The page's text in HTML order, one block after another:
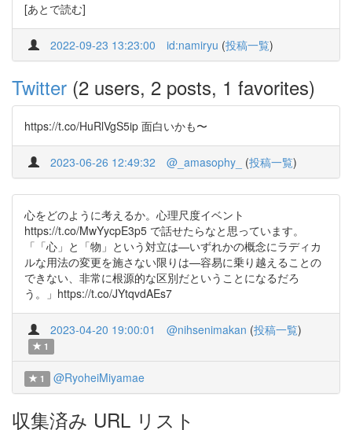
[あとで読む]
2022-09-23 13:23:00 id:namiryu (投稿一覧)
Twitter (2 users, 2 posts, 1 favorites)
https://t.co/HuRlVgS5ip 面白いかも〜
2023-06-26 12:49:32 @_amasophy_ (投稿一覧)
心をどのように考えるか。心理尺度イベント
https://t.co/MwYycpE3p5 で話せたらなと思っています。
「「心」と「物」という対立は—いずれかの概念にラディカ
ルな用法の変更を施さない限りは—容易に乗り越えることの
できない、非常に根源的な区別だということになるだろ
う。」https://t.co/JYtqvdAEs7
2023-04-20 19:00:01 @nihsenimakan (投稿一覧)
1
1 @RyoheiMiyamae
収集済み URL リスト